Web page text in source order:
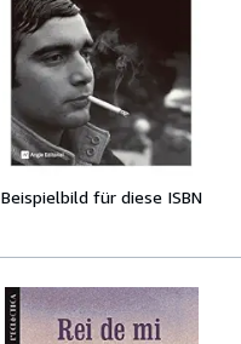
Beispielbild für diese ISBN